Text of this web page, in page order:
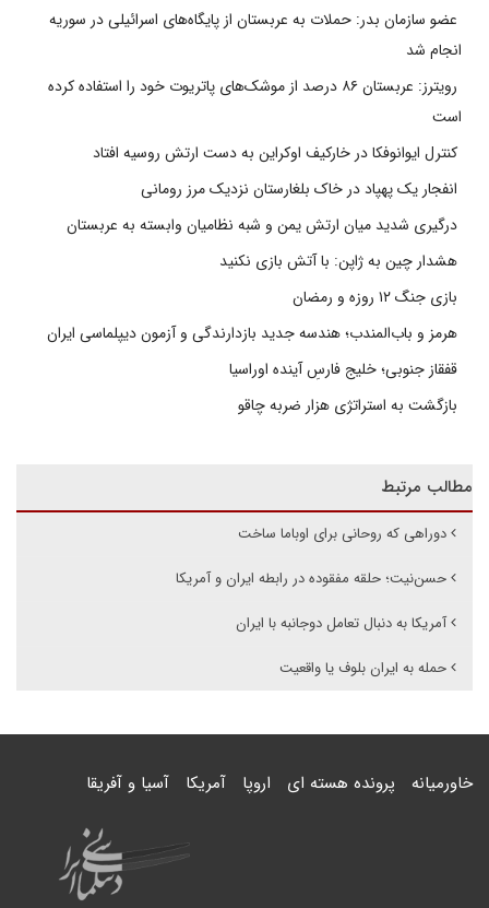
عضو سازمان بدر: حملات به عربستان از پایگاه‌های اسرائیلی در سوریه
انجام شد
رویترز: عربستان ۸۶ درصد از موشک‌های پاتریوت خود را استفاده کرده
است
کنترل ایوانوفکا در خارکیف اوکراین به دست ارتش روسیه افتاد
انفجار یک پهپاد در خاک بلغارستان نزدیک مرز رومانی
درگیری شدید میان ارتش یمن و شبه نظامیان وابسته به عربستان
هشدار چین به ژاپن: با آتش بازی نکنید
بازی جنگ ۱۲ روزه و رمضان
هرمز و باب‌المندب؛ هندسه جدید بازدارندگی و آزمون دیپلماسی ایران
قفقاز جنوبی؛ خلیج فارسِ آینده اوراسیا
بازگشت به استراتژی هزار ضربه چاقو
مطالب مرتبط
دوراهی که روحانی برای اوباما ساخت
حسن‌نیت؛ حلقه مفقوده در رابطه ایران و آمریکا
آمریکا به دنبال تعامل دوجانبه با ایران
حمله به ایران بلوف یا واقعیت
خاورمیانه پرونده هسته ای اروپا آمریکا آسیا و آفریقا